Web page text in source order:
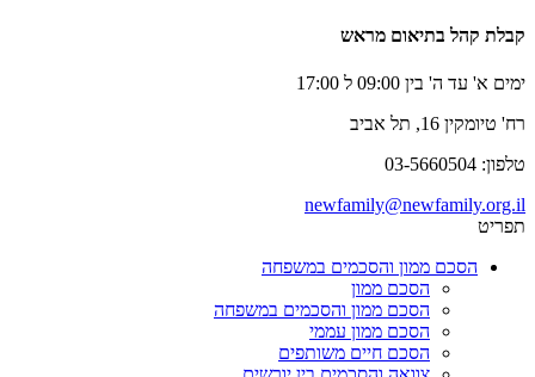
קבלת קהל בתיאום מראש
ימים א' עד ה' בין 09:00 ל 17:00
רח' טיומקין 16, תל אביב
טלפון: 03-5660504
newfamily@newfamily.org.il
תפריט
הסכם ממון והסכמים במשפחה
הסכם ממון
הסכם ממון והסכמים במשפחה
הסכם ממון עממי
הסכם חיים משותפים